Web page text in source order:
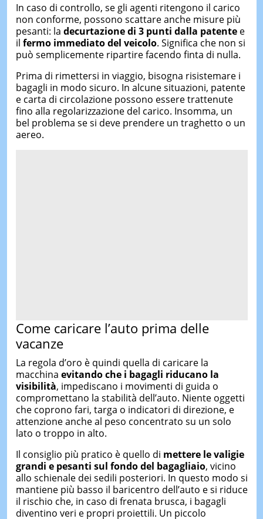
In caso di controllo, se gli agenti ritengono il carico
non conforme, possono scattare anche misure più
pesanti: la decurtazione di 3 punti dalla patentee
il fermo immediato del veicolo. Significa che non si
può semplicemente ripartire facendo finta di nulla.
Prima di rimettersi in viaggio, bisogna risistemare i
bagagli in modo sicuro. In alcune situazioni, patente
e carta di circolazione possono essere trattenute
fino alla regolarizzazione del carico. Insomma, un
bel problema se si deve prendere un traghetto o un
aereo.
Come caricare l’auto prima delle
vacanze
La regola d’oro è quindi quella di caricare la
macchina evitandoche i bagagli riducano la
visibilità, impediscano i movimenti di guida o
compromettano la stabilità dell’auto. Niente oggetti
che coprono fari, targa o indicatori di direzione, e
attenzione anche al peso concentrato su un solo
lato o troppo in alto.
Il consiglio più pratico è quello di mettere le valigie
grandi e pesanti sul fondo del bagagliaio, vicino
allo schienale dei sedili posteriori. In questo modo si
mantiene più basso il baricentro dell’auto e si riduce
il rischio che, in caso di frenata brusca, i bagagli
diventino veri e propri proiettili. Un piccolo